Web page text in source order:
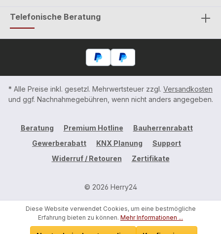
Telefonische Beratung
* Alle Preise inkl. gesetzl. Mehrwertsteuer zzgl. Versandkosten
und ggf. Nachnahmegebühren, wenn nicht anders angegeben.
Beratung Premium Hotline
Bauherrenrabatt
Gewerberabatt
KNX Planung
Support
Widerruf / Retouren
Zertifikate
© 2026 Herry24
Diese Website verwendet Cookies, um eine bestmögliche
Erfahrung bieten zu können. Mehr Informationen ...